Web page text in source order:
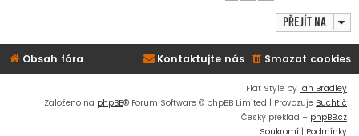
Přejít na
Obsah fóra Smazat cookies
Kontaktujte nás
Flat Style by Ian Bradley
Založeno na phpBB® Forum Software © phpBB Limited | Provozuje Buchtič
Český překlad – phpBB.cz
Soukromí | Podmínky